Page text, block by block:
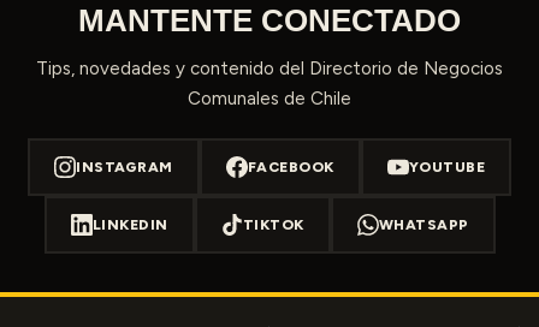
MANTENTE CONECTADO
Tips, novedades y contenido del Directorio de Negocios
Comunales de Chile
INSTAGRAM FACEBOOK YOUTUBE
LINKEDIN TIKTOK WHATSAPP